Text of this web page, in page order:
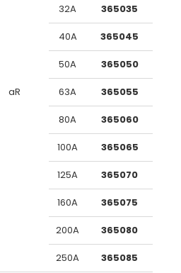
aR
32A 365035
40A 365045
50A 365050
63A 365055
80A 365060
100A 365065
125A 365070
160A 365075
200A 365080
250A 365085